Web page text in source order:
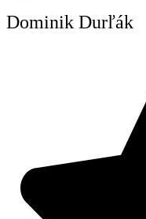
Dominik Durľák